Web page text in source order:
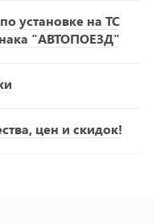
установке на ТС
"АВТОПОЕЗД"
цен и скидок!